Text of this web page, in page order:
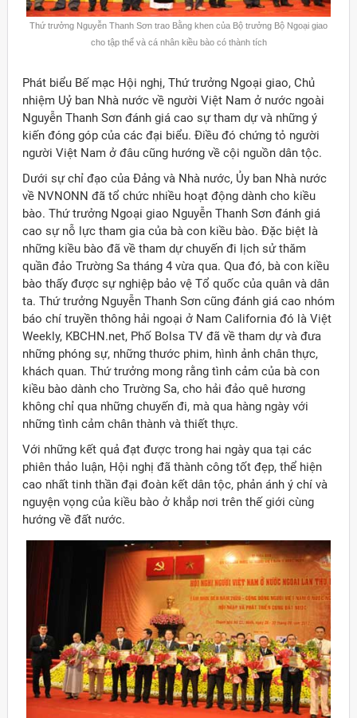
Thứ trưởng Nguyễn Thanh Sơn trao Bằng khen của Bộ trưởng Bộ Ngoại giao
cho tập thể và cá nhân kiều bào có thành tích
Phát biểu Bế mạc Hội nghị, Thứ trưởng Ngoại giao, Chủ
nhiệm Uỷ ban Nhà nước về người Việt Nam ở nước ngoài
Nguyễn Thanh Sơn đánh giá cao sự tham dự và những ý
kiến đóng góp của các đại biểu. Điều đó chứng tỏ người
người Việt Nam ở đâu cũng hướng về cội nguồn dân tộc.
Dưới sự chỉ đạo của Đảng và Nhà nước, Ủy ban Nhà nước
về NVNONN đã tổ chức nhiều hoạt động dành cho kiều
bào. Thứ trưởng Ngoại giao Nguyễn Thanh Sơn đánh giá
cao sự nỗ lực tham gia của bà con kiều bào. Đặc biệt là
những kiều bào đã về tham dự chuyến đi lịch sử thăm
quần đảo Trường Sa tháng 4 vừa qua. Qua đó, bà con kiều
bào thấy được sự nghiệp bảo vệ Tổ quốc của quân và dân
ta. Thứ trưởng Nguyễn Thanh Sơn cũng đánh giá cao nhóm
báo chí truyền thông hải ngoại ở Nam California đó là Việt
Weekly, KBCHN.net, Phố Bolsa TV đã về tham dự và đưa
những phóng sự, những thước phim, hình ảnh chân thực,
khách quan. Thứ trưởng mong rằng tình cảm của bà con
kiều bào dành cho Trường Sa, cho hải đảo quê hương
không chỉ qua những chuyến đi, mà qua hàng ngày với
những tình cảm chân thành và thiết thực.
Với những kết quả đạt được trong hai ngày qua tại các
phiên thảo luận, Hội nghị đã thành công tốt đẹp, thể hiện
cao nhất tinh thần đại đoàn kết dân tộc, phản ánh ý chí và
nguyện vọng của kiều bào ở khắp nơi trên thế giới cùng
hướng về đất nước.